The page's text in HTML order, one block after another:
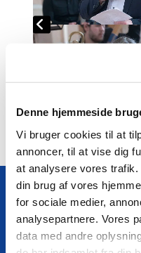
Denne hjemmeside
Vi bruger cookies til at
annoncer, til at vise dig
at analysere vores
din brug af vores
for sociale medier,
analysepartnere. Vores
data med andre
Følg os på Facebook